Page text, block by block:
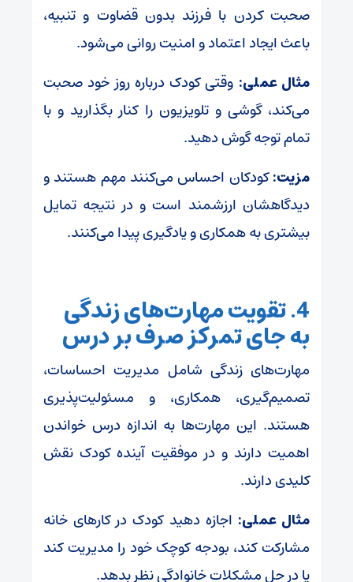
صحبت کردن با فرزند بدون قضاوت و تنبیه،
باعث ایجاد اعتماد و امنیت روانی می‌شود.
مثال عملی: وقتی کودک درباره روز خود صحبت
می‌کند، گوشی و تلویزیون را کنار بگذارید و با
تمام توجه گوش دهید.
مزیت:کودکان احساس می‌کنند مهم هستند و
دیدگاهشان ارزشمند است و در نتیجه تمایل
بیشتری به همکاری و یادگیری پیدا می‌کنند.
4. تقویت مهارت‌های زندگی
به جای تمرکز صرف بر درس
مهارت‌های زندگی شامل مدیریت احساسات،
تصمیم‌گیری، همکاری، و مسئولیت‌پذیری
هستند. این مهارت‌ها به اندازه درس خواندن
اهمیت دارند و در موفقیت آینده کودک نقش
کلیدی دارند.
مثال عملی: اجازه دهید کودک در کارهای خانه
مشارکت کند، بودجه کوچک خود را مدیریت کند
یا در حل مشکلات خانوادگی نظر بدهد.